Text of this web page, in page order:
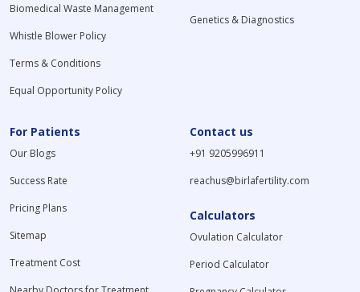
Biomedical Waste Management
Whistle Blower Policy
Terms & Conditions
Equal Opportunity Policy
Genetics & Diagnostics
For Patients
Our Blogs
Success Rate
Pricing Plans
Sitemap
Treatment Cost
Contact us
+91 9205996911
reachus@birlafertility.com
Calculators
Ovulation Calculator
Period Calculator